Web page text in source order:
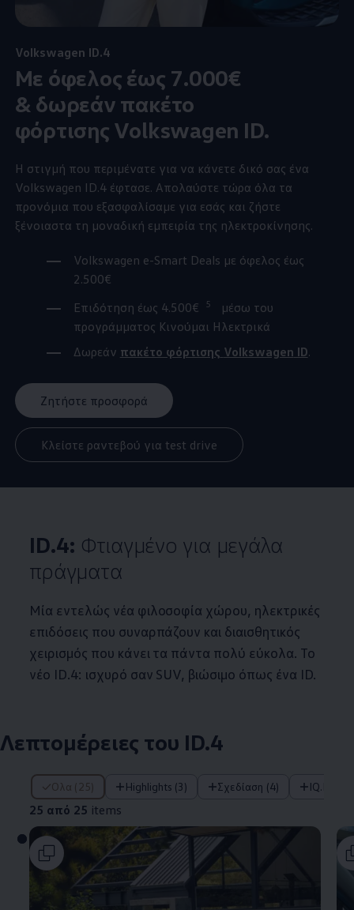
Volkswagen ID.4
Mε όφελος έως 7.000€
& δωρεάν πακέτο
φόρτισης Volkswagen ID.
Η στιγμή που περιμένατε για να κάνετε δικό σας ένα
Volkswagen ID.4έφτασε. Απολαύστε τώρα όλα τα
προνόμια που εξασφαλίσαμε για εσάς και ζήστε
ξένοιαστα τη μοναδική εμπειρία της ηλεκτροκίνησης.
Volkswagen e-Smart Deals με όφελος έως
2.500€
Επιδότηση έως 4.500€
5
μέσω του
προγράμματος Κινούμαι Ηλεκτρικά
Δωρεάν πακέτο φόρτισης Volkswagen ID.
Ζητήστε προσφορά
Κλείστε ραντεβού για test drive
ID.4: Φτιαγμένο για μεγάλα
πράγματα
Μία εντελώς νέα φιλοσοφία χώρου, ηλεκτρικές
επιδόσεις που συναρπάζουν και διαισθητικός
χειρισμός που κάνει τα πάντα πολύ εύκολα. Το
νέο ID.4: ισχυρό σαν SUV, βιώσιμο όπως ένα ID.
Λεπτομέρειες του ID.4
Όλα (25) Highlights (3) Σχεδίαση (4)
25 από 25 items
25 από 25 items